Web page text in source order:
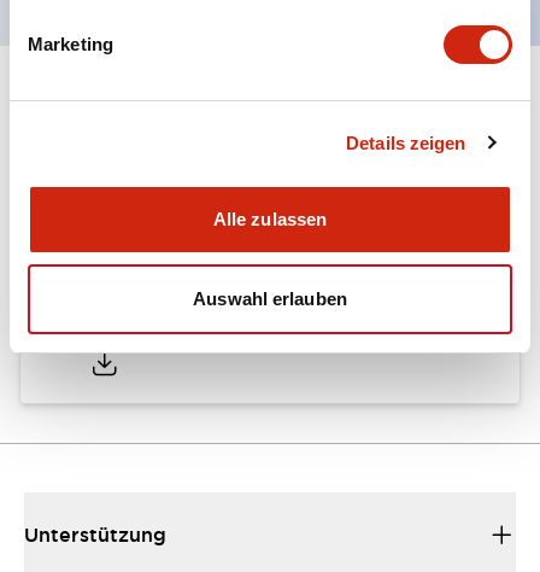
Marketing
Details zeigen
Alle zulassen
Auswahl erlauben
Unterstützung